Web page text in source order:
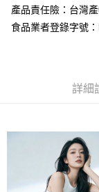
相關說明
【大哥付你分期使用
3.實際核准額度、可
【繳款方式說明】
1.分期款項不併入電
2.透過簡訊連結打開
帳／街口支付／
AFTEE先享後付是「
３．安心：先確認商
【「AFTEE先享後付
１．於結帳方式選擇
結帳頁面，進行簡訊
每筆NT$100，滿
7-11取貨付款
產品責任險：台灣
食品業者登錄字號
詳細